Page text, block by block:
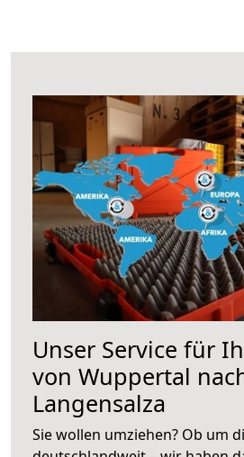
Unser Service für
von Wuppertal
Langensalza
Sie wollen umziehen? Ob um